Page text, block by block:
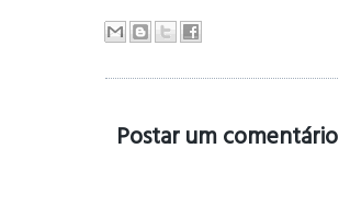
Postar um comentário